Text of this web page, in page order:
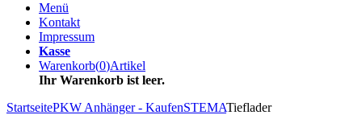
Menü
Kontakt
Impressum
Kasse
Warenkorb(0)Artikel
Ihr Warenkorb ist leer.
StartseitePKW Anhänger - KaufenSTEMATieflader